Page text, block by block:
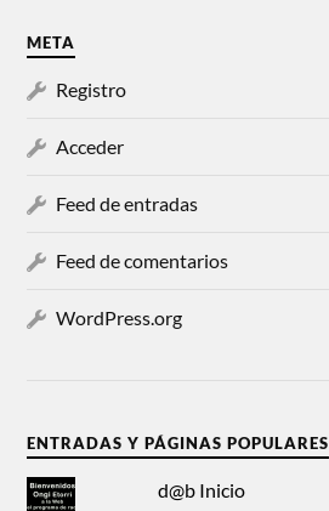
META
Registro
Acceder
Feed de entradas
Feed de comentarios
WordPress.org
ENTRADAS Y PÁGINAS POPULARES
d@b Inicio